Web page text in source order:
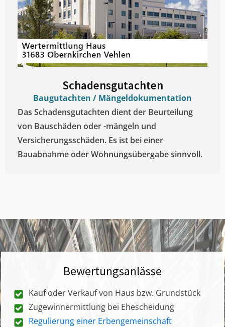
Schadensgutachten
Baugutachten / Mängeldokumentation
Das Schadensgutachten dient der Beurteilung
von Bauschäden oder -mängeln und
Versicherungsschäden. Es ist bei einer
Bauabnahme oder Wohnungsübergabe sinnvoll.
Bewertungsanlässe
Kauf oder Verkauf von Haus bzw. Grundstück
Zugewinnermittlung bei Ehescheidung
Regulierung einer Erbengemeinschaft